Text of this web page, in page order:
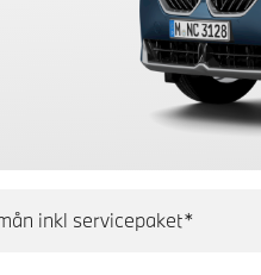
inkl servicepaket*